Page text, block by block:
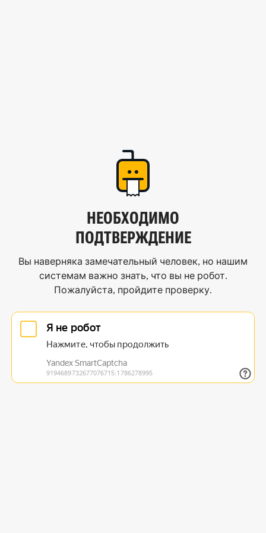
НЕОБХОДИМО
ПОДТВЕРЖДЕНИЕ
Вы наверняка замечательный человек, но нашим
системам важно знать, что вы не робот.
Пожалуйста, пройдите проверку.